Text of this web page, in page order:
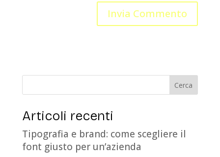
Articoli recenti
Tipografia e brand: come scegliere il
font giusto per un’azienda